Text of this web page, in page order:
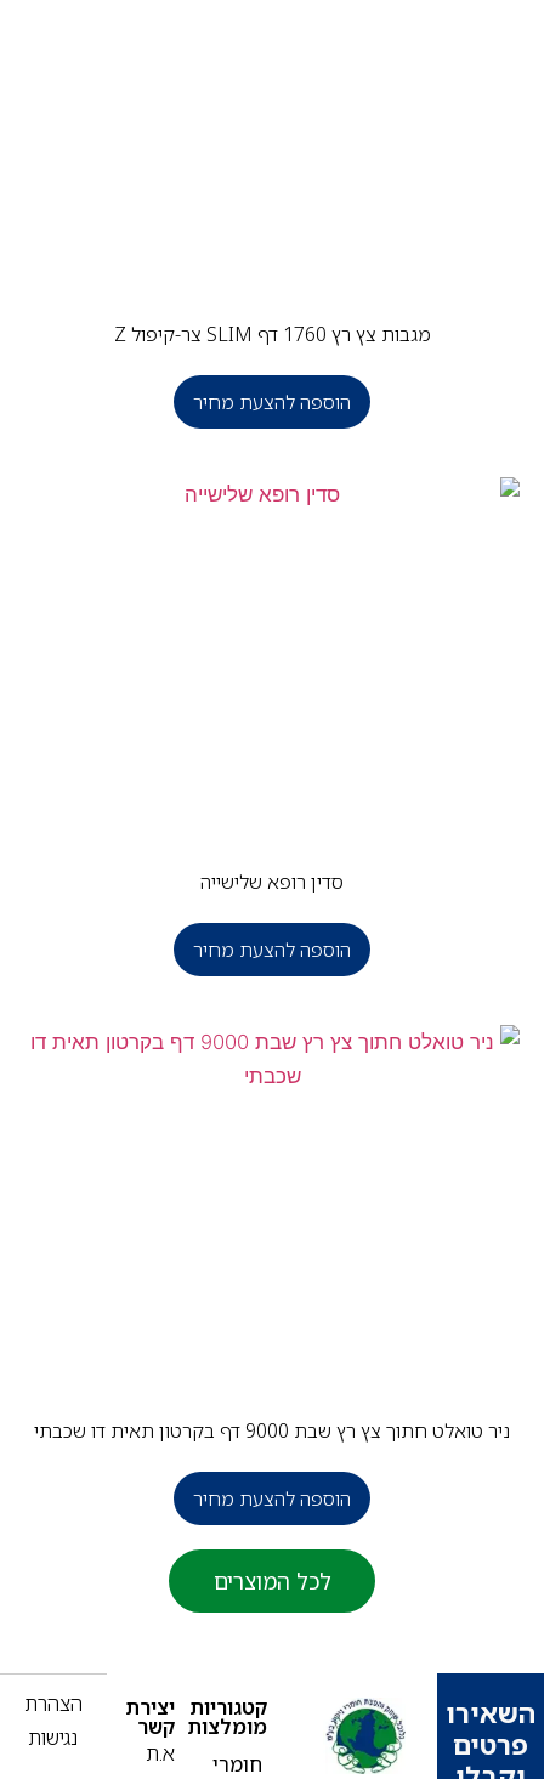
מגבות צץ רץ 1760 דף SLIM צר-קיפול Z
הוספה להצעת מחיר
סדין רופא שלישייה
הוספה להצעת מחיר
חתוך צץ רץ שבת 9000 דף בקרטון תאית דו שכבתי
הוספה להצעת מחיר
לכל המוצרים
קטגוריות
מומלצות
חומרי
יצירת
קשר
הצהרת
נגישות